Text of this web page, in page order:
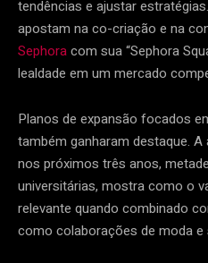
tendências e ajustar
apostam na co-criação e na
Sephoracom sua “Sephora
lealdade em um mercado
Planos de expansão focados
também ganharam destaque.
nos próximos três anos,
universitárias, mostra como o
relevante quando combinado
como colaborações de moda e